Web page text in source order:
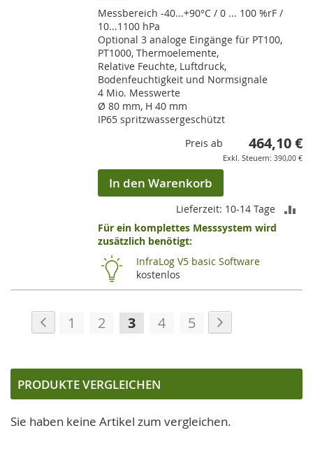
Messbereich -40...+90°C / 0 ... 100 %rF /
10...1100 hPa
Optional 3 analoge Eingänge für PT100,
PT1000, Thermoelemente,
Relative Feuchte, Luftdruck,
Bodenfeuchtigkeit und Normsignale
4 Mio. Messwerte
Ø 80 mm, H 40 mm
IP65 spritzwassergeschützt
464,10 €
390,00 €
Preis ab
In den Warenkorb
Lieferzeit: 10-14 Tage
Für ein komplettes Messsystem wird
zusätzlich benötigt:
InfraLog V5 basic Software
kostenlos
Seite
Seite
Zurück
Seite
1 Seite
2
Sie
gerade
die
3 Seite
4 Seite
5
PRODUKTE VERGLEICHEN
Sie haben keine Artikel zum vergleichen.